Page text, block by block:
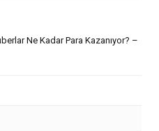
Ne Kadar Para Kazanıyor? –